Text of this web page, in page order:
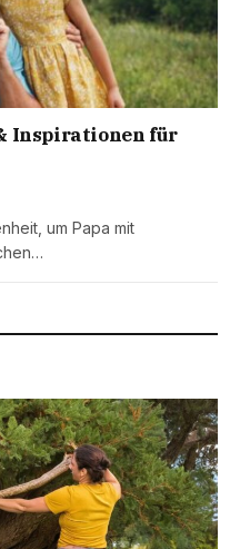
Inspirationen für
um Papa mit